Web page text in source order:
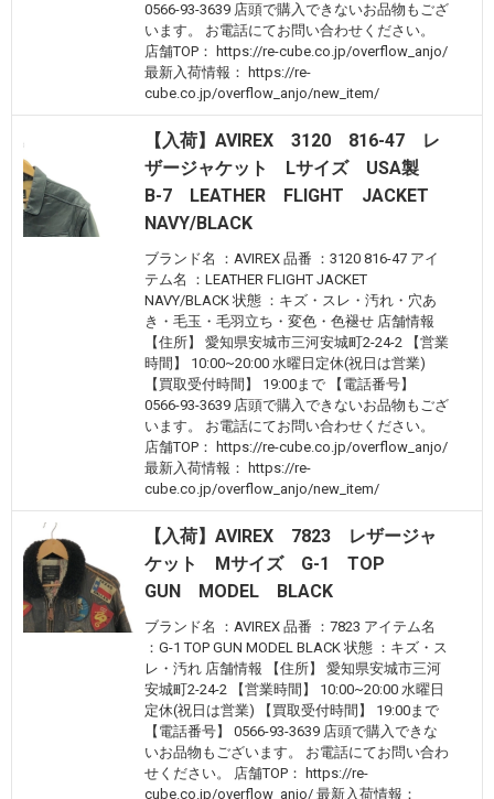
0566-93-3639 店頭で購入できないお品物もござ
います。 お電話にてお問い合わせください。
店舗TOP： https://re-cube.co.jp/overflow_anjo/
最新入荷情報： https://re-
cube.co.jp/overflow_anjo/new_item/
【入荷】AVIREX 3120 816-47 レ
ザージャケット Lサイズ USA製
B-7 LEATHER FLIGHT JACKET
NAVY/BLACK
ブランド名 ：AVIREX 品番 ：3120 816-47 アイ
テム名 ：LEATHER FLIGHT JACKET
NAVY/BLACK 状態 ：キズ・スレ・汚れ・穴あ
き・毛玉・毛羽立ち・変色・色褪せ 店舗情報
【住所】 愛知県安城市三河安城町2-24-2 【営業
時間】 10:00~20:00 水曜日定休(祝日は営業)
【買取受付時間】 19:00まで 【電話番号】
0566-93-3639 店頭で購入できないお品物もござ
います。 お電話にてお問い合わせください。
店舗TOP： https://re-cube.co.jp/overflow_anjo/
最新入荷情報： https://re-
cube.co.jp/overflow_anjo/new_item/
【入荷】AVIREX 7823 レザージャ
ケット Mサイズ G-1 TOP
GUN MODEL BLACK
ブランド名 ：AVIREX 品番 ：7823 アイテム名
：G-1 TOP GUN MODEL BLACK 状態 ：キズ・ス
レ・汚れ 店舗情報 【住所】 愛知県安城市三河
安城町2-24-2 【営業時間】 10:00~20:00 水曜日
定休(祝日は営業) 【買取受付時間】 19:00まで
【電話番号】 0566-93-3639 店頭で購入できな
いお品物もございます。 お電話にてお問い合わ
せください。 店舗TOP： https://re-
cube.co.jp/overflow_anjo/ 最新入荷情報：